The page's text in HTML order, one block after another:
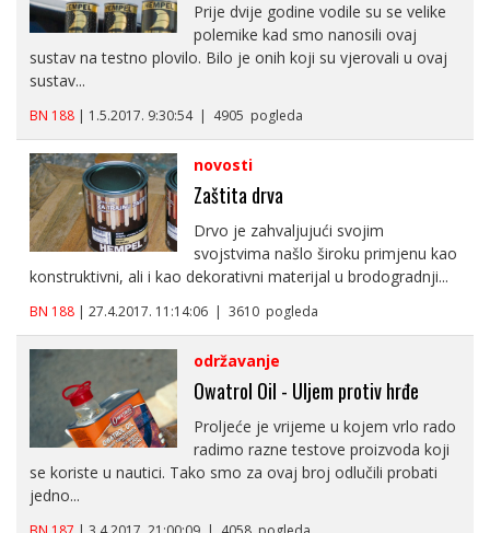
Prije dvije godine vodile su se velike
polemike kad smo nanosili ovaj
sustav na testno plovilo. Bilo je onih koji su vjerovali u ovaj
sustav...
BN 188 | 1.5.2017. 9:30:54 | 4905 pogleda
novosti
Zaštita drva
Drvo je zahvaljujući svojim
svojstvima našlo široku primjenu kao
konstruktivni, ali i kao dekorativni materijal u brodogradnji...
BN 188 | 27.4.2017. 11:14:06 | 3610 pogleda
održavanje
Owatrol Oil - Uljem protiv hrđe
Proljeće je vrijeme u kojem vrlo rado
radimo razne testove proizvoda koji
se koriste u nautici. Tako smo za ovaj broj odlučili probati
jedno...